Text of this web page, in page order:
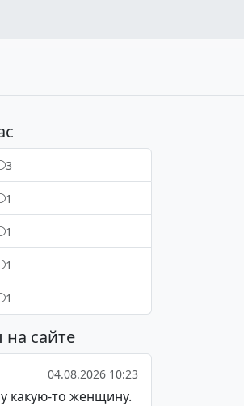
3
1
1
1
1
сайте
04.08.2026 10:23
какую-то женщину.